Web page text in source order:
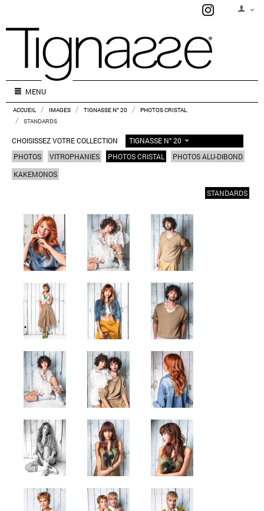
MENU
ACCUEIL / IMAGES / TIGNASSE N° 20 / PHOTOS CRISTAL
/ STANDARDS
CHOISISSEZ VOTRE COLLECTION
TIGNASSE N° 20
PHOTOS
VITROPHANIES PHOTOS CRISTAL
PHOTOS ALU-DIBOND
KAKEMONOS
STANDARDS